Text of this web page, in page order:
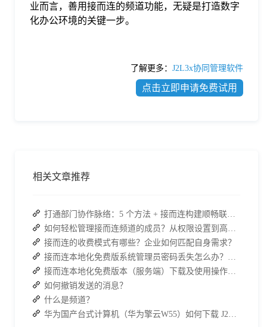
业而言，善用接而连的频道功能，无疑是打造数字
化办公环境的关键一步。
了解更多： J2L3x协同管理软件
点击立即申请免费试用
相关文章推荐
接而连的收费模式有哪些？企业如何匹配自身需求？
如何撤销发送的消息？
什么是频道？